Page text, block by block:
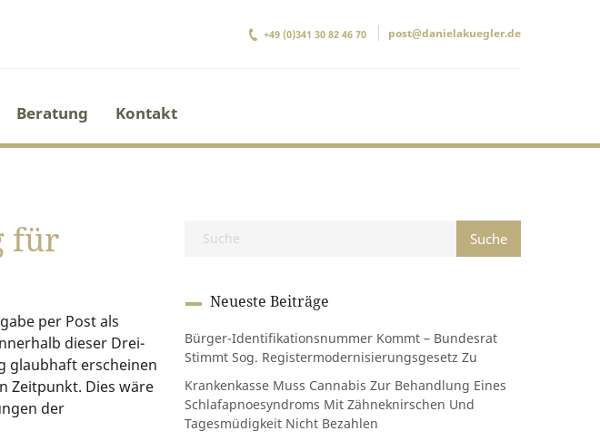
+49 (0)341 30 82 46 70 post@danielakuegler.de
Beratung Kontakt
für
per Post als
dieser Drei-
glaubhaft erscheinen
Zeitpunkt. Dies wäre
der
Neueste Beiträge
Bürger-Identifikationsnummer Kommt – Bundesrat
Stimmt Sog. Registermodernisierungsgesetz Zu
Krankenkasse Muss Cannabis Zur Behandlung Eines
Schlafapnoesyndroms Mit Zähneknirschen Und
Tagesmüdigkeit Nicht Bezahlen